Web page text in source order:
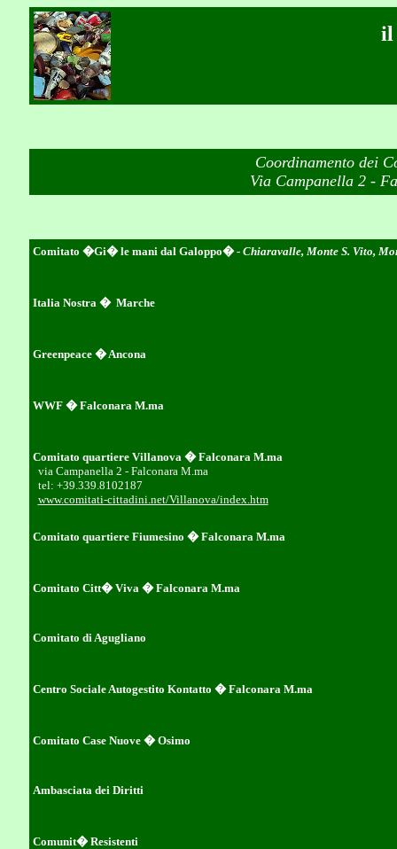
il
Coordinamento dei
Via Campanella 2 -
Comitato �Gi� le mani dal Galoppo�- Chiaravalle, Monte S. Vito,
Italia Nostra � Marche
Greenpeace � Ancona
WWF � Falconara M.ma
Comitato quartiere Villanova � Falconara M.ma
via Campanella 2 - Falconara M.ma
tel: +39.339.8102187
www.comitati-cittadini.net/Villanova/index.htm
Comitato quartiere Fiumesino � Falconara M.ma
Comitato Citt� Viva � Falconara M.ma
Comitato di Agugliano
Centro Sociale Autogestito Kontatto � Falconara M.ma
Comitato Case Nuove � Osimo
Ambasciata dei Diritti
Comunit� Resistenti